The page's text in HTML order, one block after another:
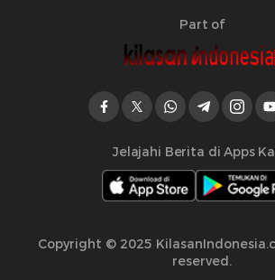
Part of
Jelajahi Berita di Apps
Copyright © 2025
reserved.